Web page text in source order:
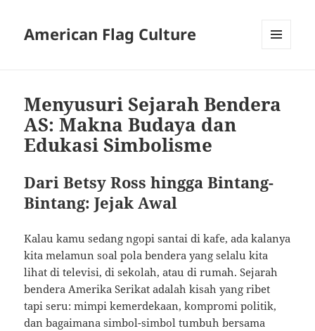
American Flag Culture
Menyusuri Sejarah Bendera
AS: Makna Budaya dan
Edukasi Simbolisme
Dari Betsy Ross hingga Bintang-
Bintang: Jejak Awal
Kalau kamu sedang ngopi santai di kafe, ada kalanya
kita melamun soal pola bendera yang selalu kita
lihat di televisi, di sekolah, atau di rumah. Sejarah
bendera Amerika Serikat adalah kisah yang ribet
tapi seru: mimpi kemerdekaan, kompromi politik,
dan bagaimana simbol-simbol tumbuh bersama